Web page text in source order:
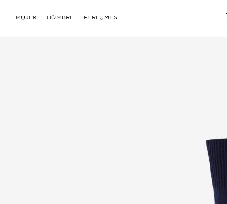
MUJER HOMBRE PERFUMES